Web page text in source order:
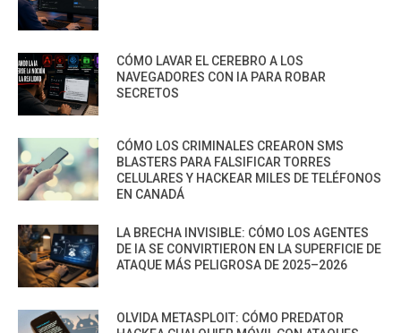
CÓMO LAVAR EL CEREBRO A LOS
NAVEGADORES CON IA PARA ROBAR
SECRETOS
CÓMO LOS CRIMINALES CREARON SMS
BLASTERS PARA FALSIFICAR TORRES
CELULARES Y HACKEAR MILES DE TELÉFONOS
EN CANADÁ
LA BRECHA INVISIBLE: CÓMO LOS AGENTES
DE IA SE CONVIRTIERON EN LA SUPERFICIE DE
ATAQUE MÁS PELIGROSA DE 2025–2026
OLVIDA METASPLOIT: CÓMO PREDATOR